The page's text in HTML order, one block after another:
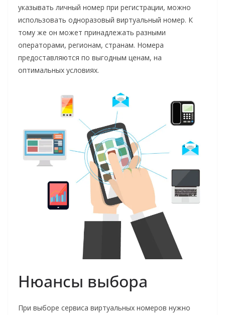
указывать личный номер при регистрации, можно
использовать одноразовый виртуальный номер. К
тому же он может принадлежать разными
операторами, регионам, странам. Номера
предоставляются по выгодным ценам, на
оптимальных условиях.
Нюансы выбора
При выборе сервиса виртуальных номеров нужно